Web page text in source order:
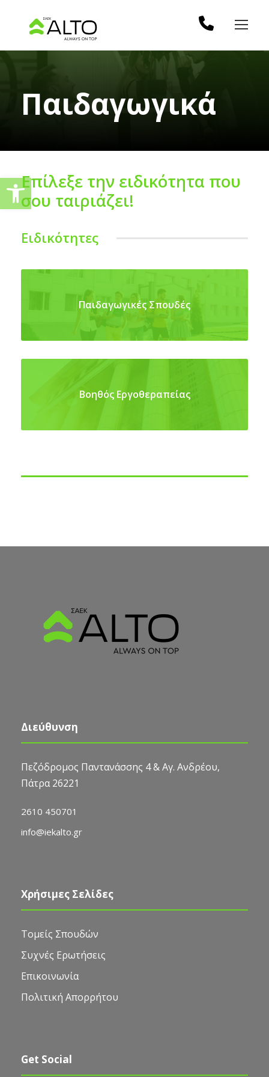
Παιδαγωγικά
Επίλεξε την ειδικότητα που
σου ταιριάζει!
Ειδικότητες
Παιδαγωγικές Σπουδές
Βοηθός Εργοθεραπείας
Διεύθυνση
Πεζόδρομος Παντανάσσης 4 & Αγ. Ανδρέου,
Πάτρα 26221
2610 450701
info@iekalto.gr
Χρήσιμες Σελίδες
Τομείς Σπουδών
Συχνές Ερωτήσεις
Επικοινωνία
Πολιτική Απορρήτου
Get Social
Ανοίξτε τη γραμμή